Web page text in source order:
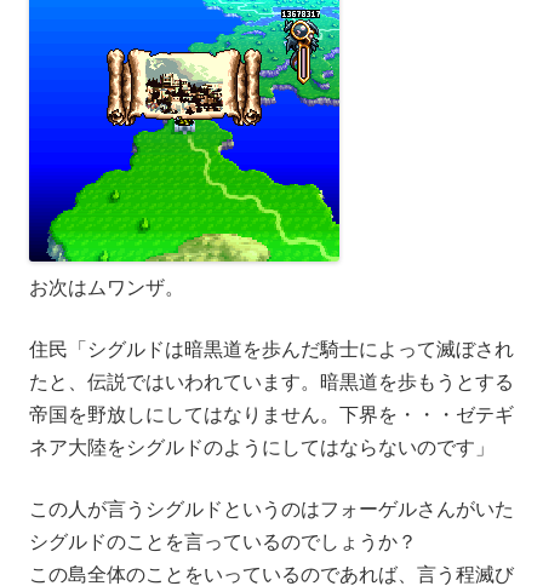
お次はムワンザ。
住民「シグルドは暗黒道を歩んだ騎士によって滅ぼされ
たと、伝説ではいわれています。暗黒道を歩もうとする
帝国を野放しにしてはなりません。下界を・・・ゼテギ
ネア大陸をシグルドのようにしてはならないのです」
この人が言うシグルドというのはフォーゲルさんがいた
シグルドのことを言っているのでしょうか？
この島全体のことをいっているのであれば、言う程滅び